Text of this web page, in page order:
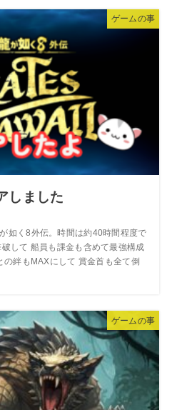
ゲームの事
しました
如く8外伝。時間は約40時間程度で
して 船員も課金も含めて最強構成
絆もMAXにして 賞金首も全て倒
ゲームの事